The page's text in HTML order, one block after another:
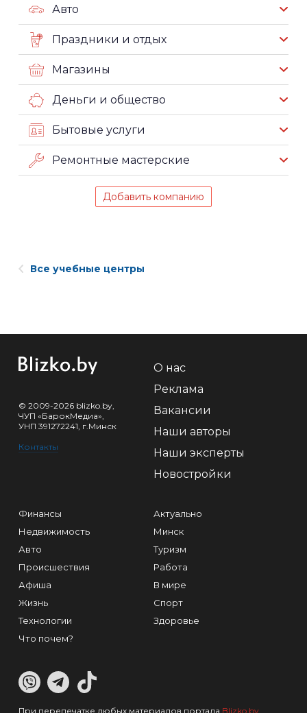
Авто
Праздники и отдых
Магазины
Деньги и общество
Бытовые услуги
Ремонтные мастерские
Добавить компанию
Все учебные центры
© 2009-2026 blizko.by,
ЧУП «БарокМедиа»,
УНП 391272241, г.Минск
Контакты
О нас
Реклама
Вакансии
Наши авторы
Наши эксперты
Новостройки
Финансы
Недвижимость
Авто
Происшествия
Афиша
Жизнь
Технологии
Что почем?
Актуально
Минск
Туризм
Работа
В мире
Спорт
Здоровье
При перепечатке любых материалов портала Blizko.by